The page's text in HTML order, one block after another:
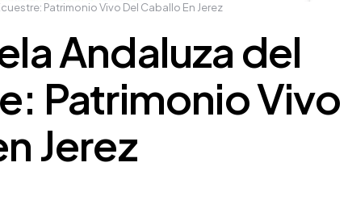
Andaluza del
Patrimonio Vivo
Jerez
Patrimonio Vivo Del Caballo En Jerez